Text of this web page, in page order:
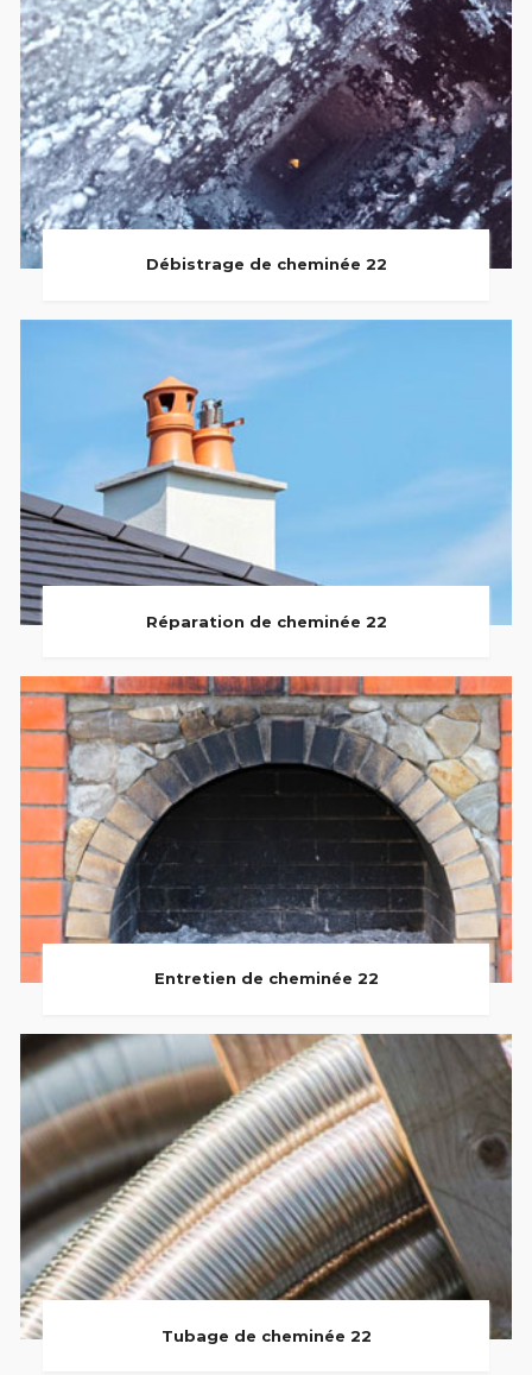
Débistrage de cheminée 22
Réparation de cheminée 22
Entretien de cheminée 22
Tubage de cheminée 22